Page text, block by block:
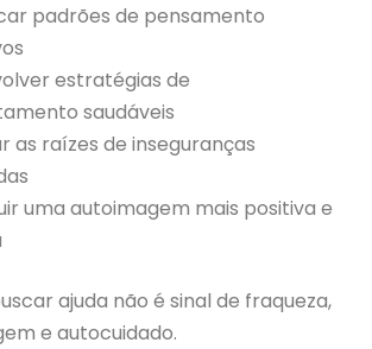
padrões de pensamento
estratégias de
saudáveis
as raízes de inseguranças
uma autoimagem mais positiva e
ajuda não é sinal de fraqueza,
e autocuidado.